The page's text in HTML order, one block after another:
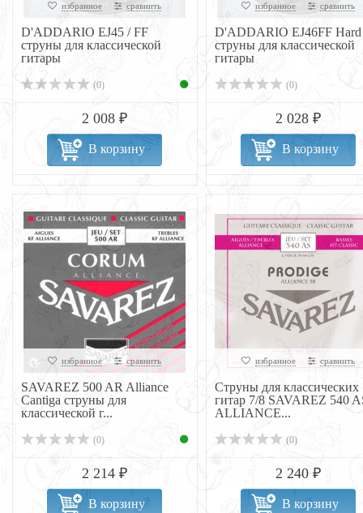
избранное сравнить
D'ADDARIO EJ45 / FF
струны для классической
гитары
(0)
2 008 ₽
В корзину
избранное сравнить
D'ADDARIO EJ46FF Hard
струны для классической
гитары
(0)
2 028 ₽
В корзину
избранное сравнить
SAVAREZ 500 AR Alliance
Cantiga струны для
классической г...
(0)
2 214 ₽
В корзину
избранное сравнить
Струны для классических
гитар 7/8 SAVAREZ 540
ALLIANCE...
(0)
2 240 ₽
В корзину